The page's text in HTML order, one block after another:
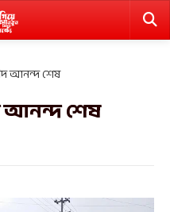
আনন্দ শেষ
আনন্দ শেষ